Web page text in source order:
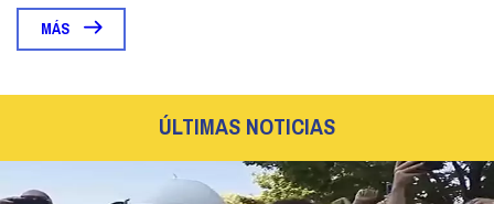
MÁS
ÚLTIMAS NOTICIAS